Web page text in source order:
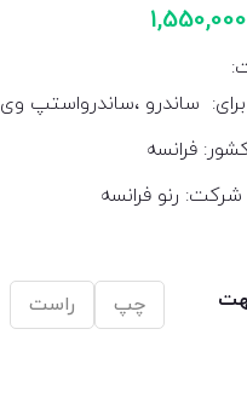
ساندرو ،ساندرواستپ وی
فرانسه
رنو فرانسه
چپ راست